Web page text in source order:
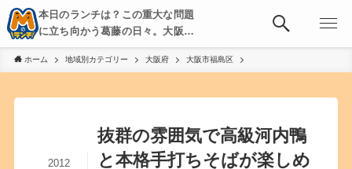
本日のランチは？この重大な問題
に立ち向かう葛藤の日々。大阪・
京都・神戸を中心とした食べ歩
き、飲み歩きを綴る。
ホーム 地域別カテゴリー 大阪府 大阪市福島区
抜群の雰囲気で高級河内鴨
と本格手打ちそばが楽しめ
2012